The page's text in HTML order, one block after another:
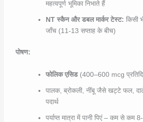
महत्वपूर्ण भूमिका निभाते हैं
NT स्कैन और डबल मार्कर टेस्ट: किसी
जाँच (11-13 सप्ताह के बीच)
पोषण:
फोलिक एसिड(400–600 mcg
पालक, ब्रोकली, नींबू जैसे खट्टे फल,
पदार्थ
पर्याप्त मात्रा में पानी पिएं – कम से कम